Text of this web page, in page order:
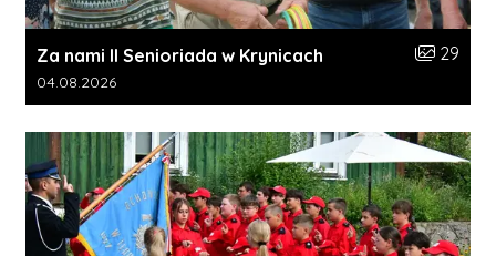
Za nami II Senioriada w Krynicach Liczba
29
Data dodania galerii:
04.08.2026